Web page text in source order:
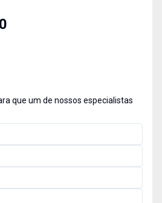
que um de nossos especialistas